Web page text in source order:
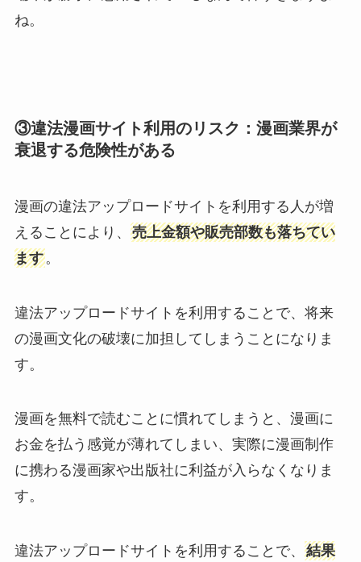
ね。
③違法漫画サイト利用のリスク：漫画業界が
衰退する危険性がある
漫画の違法アップロードサイトを利用する人が増
えることにより、 売上金額や販売部数も落ちてい
ます。
違法アップロードサイトを利用することで、将来
の漫画文化の破壊に加担してしまうことになりま
す。
漫画を無料で読むことに慣れてしまうと、漫画に
お金を払う感覚が薄れてしまい、実際に漫画制作
に携わる漫画家や出版社に利益が入らなくなりま
す。
違法アップロードサイトを利用することで、 結果